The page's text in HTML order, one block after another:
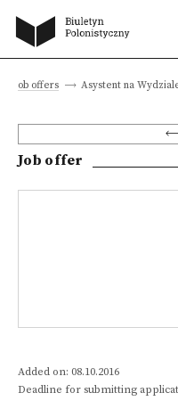
Job offers Asystent na
Job offer
Added on: 08.10.2016
Deadline for submitting